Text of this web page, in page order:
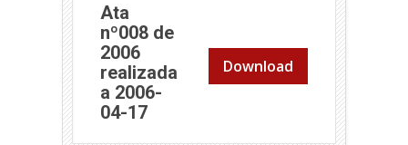
Ata
nº008 de
2006
realizada
a 2006-
04-17
Download